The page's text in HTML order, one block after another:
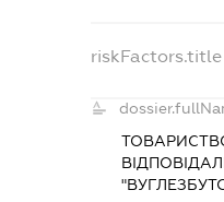
riskFactors.title